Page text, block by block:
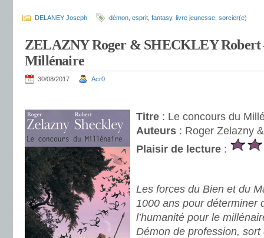
DELANEY Joseph démon esprit fantasy, livre jeunesse sorcier(e)
ZELAZNY Roger & SHECKLEY Robert
Millénaire
30/08/2017 Acr0
Titre : Le concours du
Auteurs : Roger Zelazny
Plaisir de lecture :
Les forces du Bien et du
1000 ans pour déterminer
l’humanité pour le
Démon de profession,